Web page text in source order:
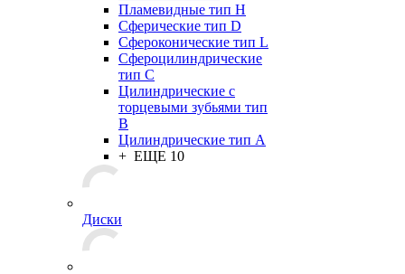
Пламевидные тип H
Сферические тип D
Сфероконические тип L
Сфероцилиндрические
тип C
Цилиндрические с
торцевыми зубьями тип
B
Цилиндрические тип А
+ ЕЩЕ 10
Диски